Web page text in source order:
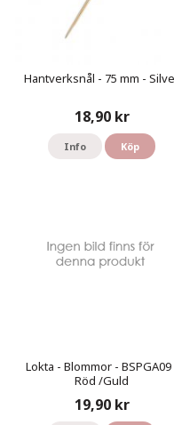
Hantverksnål - 75 mm -
18,90 kr
Info Köp
Lokta - Blommor - BSPGA09
Röd /Guld
19,90 kr